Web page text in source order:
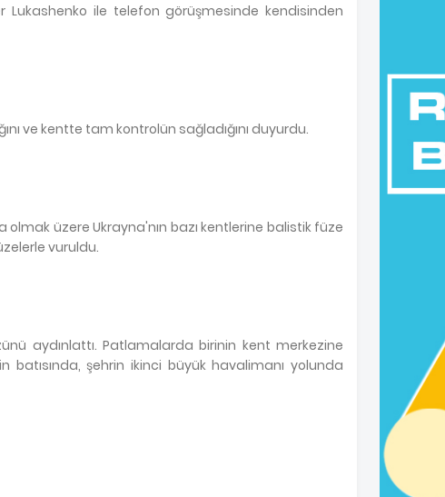
Lukashenko ile telefon görüşmesinde kendisinden
ve kentte tam kontrolün sağladığını duyurdu.
olmak üzere Ukrayna'nın bazı kentlerine balistik füze
vuruldu.
aydınlattı. Patlamalarda birinin kent merkezine
şehrin ikinci büyük havalimanı yolunda